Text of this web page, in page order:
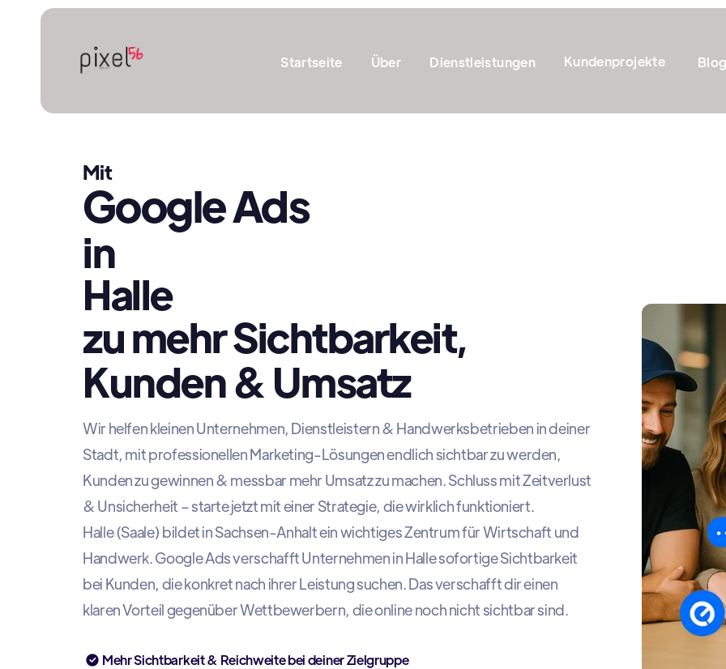
Startseite Über Dienstleistungen Kundenprojekte
Mit
Google Ads
in
Halle
zu mehr Sichtbarkeit,
Kunden & Umsatz
Wir helfen kleinen Unternehmen, Dienstleistern & Handwerksbetrieben in deiner
Stadt, mit professionellen Marketing-Lösungen endlich sichtbar zu werden,
Kunden zu gewinnen & messbar mehr Umsatz zu machen. Schluss mit Zeitverlust
& Unsicherheit – starte jetzt mit einer Strategie, die wirklich funktioniert.
Halle (Saale) bildet in Sachsen-Anhalt ein wichtiges Zentrum für Wirtschaft und
Handwerk. Google Ads verschafft Unternehmen in Halle sofortige Sichtbarkeit
bei Kunden, die konkret nach ihrer Leistung suchen. Das verschafft dir einen
klaren Vorteil gegenüber Wettbewerbern, die online noch nicht sichtbar sind.
Mehr Sichtbarkeit & Reichweite bei deiner Zielgruppe